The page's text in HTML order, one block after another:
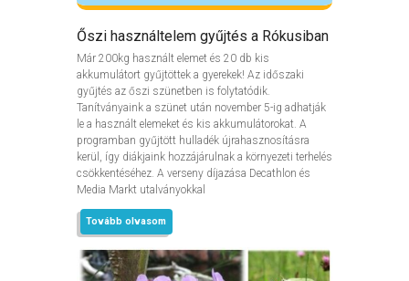
Őszi használtelem gyűjtés a Rókusiban
Már 200kg használt elemet és 20 db kis
akkumulátort gyűjtöttek a gyerekek! Az időszaki
gyűjtés az őszi szünetben is folytatódik.
Tanítványaink a szünet után november 5-ig adhatják
le a használt elemeket és kis akkumulátorokat. A
programban gyűjtött hulladék újrahasznosításra
kerül, így diákjaink hozzájárulnak a környezeti terhelés
csökkentéséhez. A verseny díjazása Decathlon és
Media Markt utalványokkal
Tovább olvasom